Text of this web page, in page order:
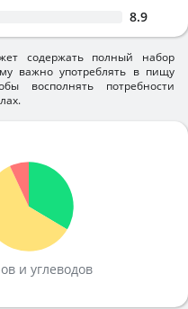
8.9
содержать полный набор
важно употреблять в пищу
восполнять потребности
и углеводов